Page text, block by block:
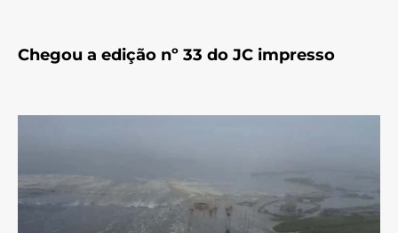
Chegou a edição nº 33 do JC impresso